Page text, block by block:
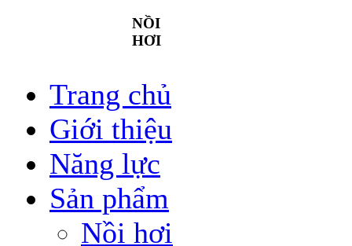
Trang chủ
Giới thiệu
Năng lực
Sản phẩm
Nồi hơi
NỒI
HƠI